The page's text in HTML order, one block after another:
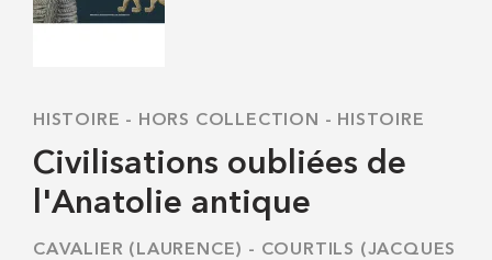
HISTOIRE - HORS COLLECTION - HISTOIRE
Civilisations oubliées de
l'Anatolie antique
CAVALIER (LAURENCE) - COURTILS (JACQUES